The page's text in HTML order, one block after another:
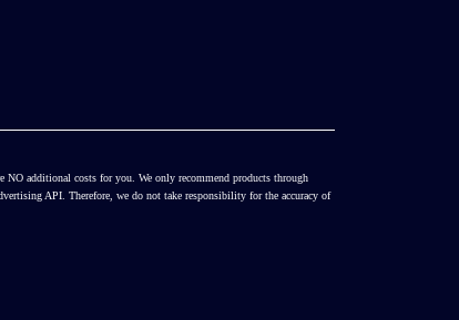
NO additional costs for you. We only recommend products through
API. Therefore, we do not take responsibility for the accuracy of